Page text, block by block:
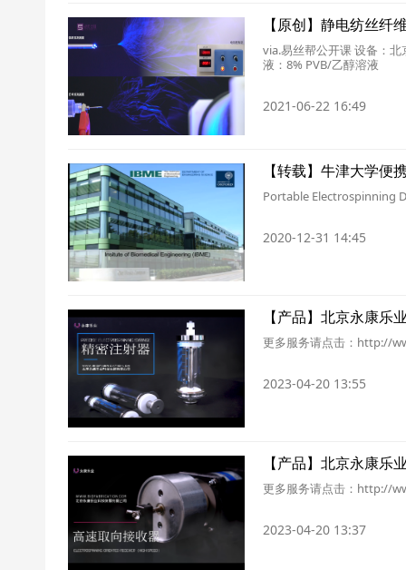
【原创】静电纺丝纤
via.易丝帮公开课 设备：
液：8% PVB/乙醇溶液
2021-06-22 16:49
【转载】牛津大学便
Portable Electrospinning
2020-12-31 14:45
【产品】北京永康乐
更多服务请点击：http://
2023-04-20 13:55
【产品】北京永康乐
更多服务请点击：http://
2023-04-20 13:37